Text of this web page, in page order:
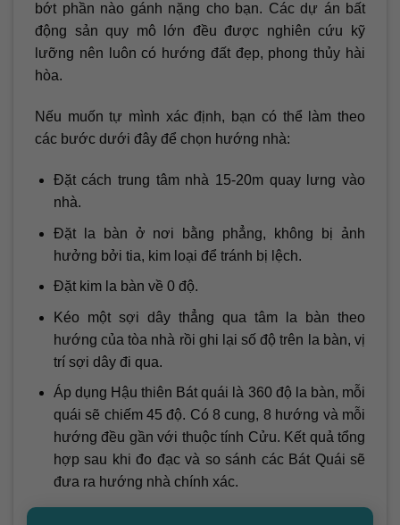
bớt phần nào gánh nặng cho bạn. Các dự án bất
động sản quy mô lớn đều được nghiên cứu kỹ
lưỡng nên luôn có hướng đất đẹp, phong thủy hài
hòa.
Nếu muốn tự mình xác định, bạn có thể làm theo
các bước dưới đây để chọn hướng nhà:
Đặt cách trung tâm nhà 15-20m quay lưng vào
nhà.
Đặt la bàn ở nơi bằng phẳng, không bị ảnh
hưởng bởi tia, kim loại để tránh bị lệch.
Đặt kim la bàn về 0 độ.
Kéo một sợi dây thẳng qua tâm la bàn theo
hướng của tòa nhà rồi ghi lại số độ trên la bàn, vị
trí sợi dây đi qua.
Áp dụng Hậu thiên Bát quái là 360 độ la bàn, mỗi
quái sẽ chiếm 45 độ. Có 8 cung, 8 hướng và mỗi
hướng đều gần với thuộc tính Cửu. Kết quả tổng
hợp sau khi đo đạc và so sánh các Bát Quái sẽ
đưa ra hướng nhà chính xác.